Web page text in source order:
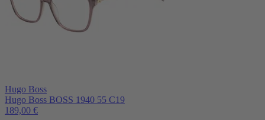
Hugo Boss
Hugo Boss BOSS 1940 55 C19
189,00 €